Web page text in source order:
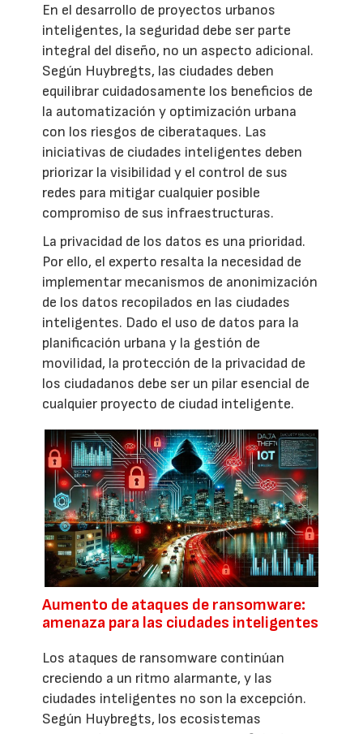
En el desarrollo de proyectos urbanos
inteligentes, la seguridad debe ser parte
integral del diseño, no un aspecto adicional.
Según Huybregts, las ciudades deben
equilibrar cuidadosamente los beneficios de
la automatización y optimización urbana
con los riesgos de ciberataques. Las
iniciativas de ciudades inteligentes deben
priorizar la visibilidad y el control de sus
redes para mitigar cualquier posible
compromiso de sus infraestructuras.
La privacidad de los datos es una prioridad.
Por ello, el experto resalta la necesidad de
implementar mecanismos de anonimización
de los datos recopilados en las ciudades
inteligentes. Dado el uso de datos para la
planificación urbana y la gestión de
movilidad, la protección de la privacidad de
los ciudadanos debe ser un pilar esencial de
cualquier proyecto de ciudad inteligente.
Aumento de ataques de ransomware:
amenaza para las ciudades inteligentes
Los ataques de ransomware continúan
creciendo a un ritmo alarmante, y las
ciudades inteligentes no son la excepción.
Según Huybregts, los ecosistemas